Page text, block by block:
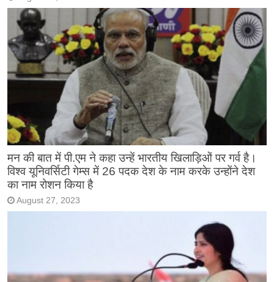
मन की बात में पी.एम ने कहा उन्हें भारतीय खिलाड़िओं पर गर्व है।
विश्व यूनिवर्सिटी गेम्स में 26 पदक देश के नाम करके उन्होंने देश
का नाम रोशन किया है
August 27, 2023